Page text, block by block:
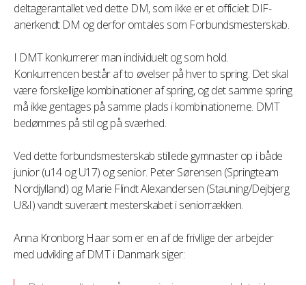
deltagerantallet ved dette DM, som ikke er et officielt DIF-
anerkendt DM og derfor omtales som Forbundsmesterskab.
I DMT konkurrerer man individuelt og som hold.
Konkurrencen består af to øvelser på hver to spring. Det skal
være forskellige kombinationer af spring, og det samme spring
må ikke gentages på samme plads i kombinationerne. DMT
bedømmes på stil og på sværhed.
Ved dette forbundsmesterskab stillede gymnaster op i både
junior (u14 og U17) og senior. Peter Sørensen (Springteam
Nordjylland) og Marie Flindt Alexandersen (Stauning/Dejbjerg
U&I) vandt suverænt mesterskabet i seniorrækken.
Anna Kronborg Haar som er en af de frivllige der arbejder
med udvikling af DMT i Danmark siger: